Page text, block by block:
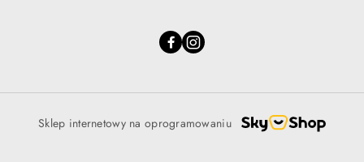
Sklep internetowy na oprogramowaniu